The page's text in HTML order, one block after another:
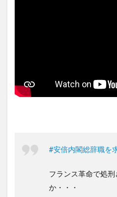
#安倍内閣総辞職を
フランス革命で処
か・・・